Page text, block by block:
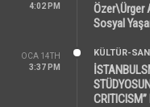
4:02 PM
Özer\Ürger
Sosyal
OCA 14TH
3:37 PM
KÜLTÜR-